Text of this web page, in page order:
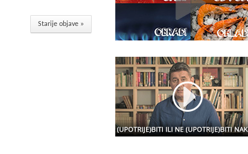
Starije objave »